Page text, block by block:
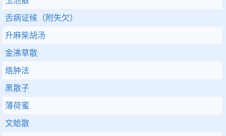
舌病证候（附失欠）
升麻柴胡汤
金沸草散
烙肿法
黑散子
薄荷蜜
文蛤散